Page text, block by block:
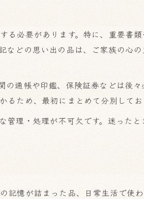
必要があります。特に、重要書
などの思い出の品は、ご家族の心
通帳や印鑑、保険証券などは後
ため、最初にまとめて分別してお
理・処理が不可欠です。迷った
記憶が詰まった品、日常生活で使